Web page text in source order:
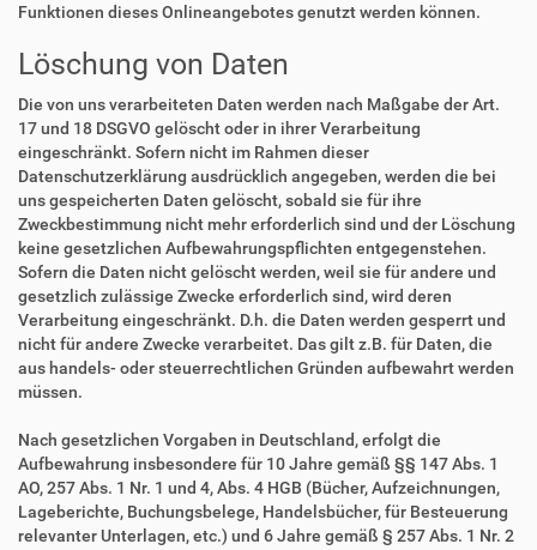
Funktionen dieses Onlineangebotes genutzt werden können.
Löschung von Daten
Die von uns verarbeiteten Daten werden nach Maßgabe der Art.
17 und 18 DSGVO gelöscht oder in ihrer Verarbeitung
eingeschränkt. Sofern nicht im Rahmen dieser
Datenschutzerklärung ausdrücklich angegeben, werden die bei
uns gespeicherten Daten gelöscht, sobald sie für ihre
Zweckbestimmung nicht mehr erforderlich sind und der Löschung
keine gesetzlichen Aufbewahrungspflichten entgegenstehen.
Sofern die Daten nicht gelöscht werden, weil sie für andere und
gesetzlich zulässige Zwecke erforderlich sind, wird deren
Verarbeitung eingeschränkt. D.h. die Daten werden gesperrt und
nicht für andere Zwecke verarbeitet. Das gilt z.B. für Daten, die
aus handels- oder steuerrechtlichen Gründen aufbewahrt werden
müssen.
Nach gesetzlichen Vorgaben in Deutschland, erfolgt die
Aufbewahrung insbesondere für 10 Jahre gemäß §§ 147 Abs. 1
AO, 257 Abs. 1 Nr. 1 und 4, Abs. 4 HGB (Bücher, Aufzeichnungen,
Lageberichte, Buchungsbelege, Handelsbücher, für Besteuerung
relevanter Unterlagen, etc.) und 6 Jahre gemäß § 257 Abs. 1 Nr. 2